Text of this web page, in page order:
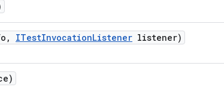
, ITestInvocationListener listener)